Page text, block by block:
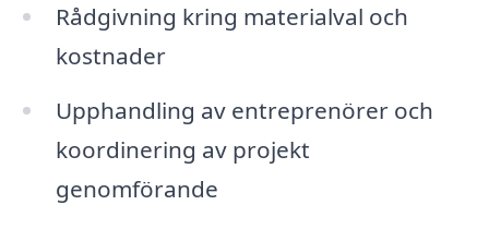
Rådgivning kring materialval och
kostnader
Upphandling av entreprenörer och
koordinering av projekt
genomförande